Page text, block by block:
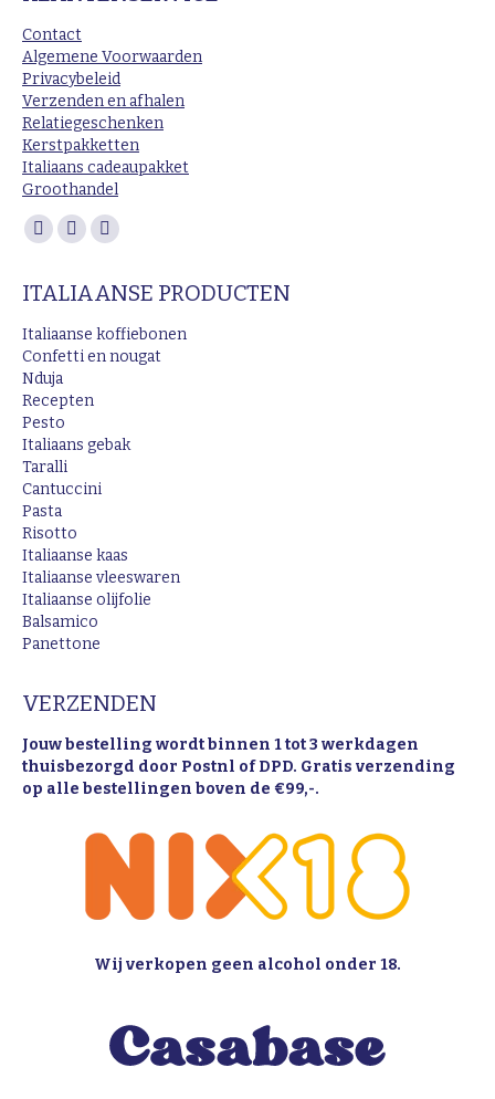
Contact
Algemene Voorwaarden
Privacybeleid
Verzenden en afhalen
Relatiegeschenken
Kerstpakketten
Italiaans cadeaupakket
Groothandel
Vind ons op:
Facebook
opens
in
new
window
Instagram
opens
in
new
Mail
opens
in
new
ITALIAANSE PRODUCTEN
Italiaanse koffiebonen
Confetti en nougat
Nduja
Recepten
Pesto
Italiaans gebak
Taralli
Cantuccini
Pasta
Risotto
Italiaanse kaas
Italiaanse vleeswaren
Italiaanse olijfolie
Balsamico
Panettone
VERZENDEN
Jouw bestelling wordt binnen 1 tot 3 werkdagen
thuisbezorgd door Postnl of DPD. Gratis verzending
op alle bestellingen boven de €99,-.
Wij verkopen geen alcohol onder 18.